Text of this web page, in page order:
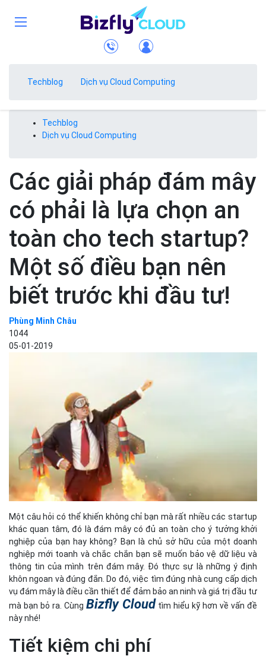
Techblog Dịch vụ Cloud Computing
Techblog
Dịch vụ Cloud Computing
Các giải pháp đám mây
có phải là lựa chọn an
toàn cho tech startup?
Một số điều bạn nên
biết trước khi đầu tư!
Phùng Minh Châu
1044
05-01-2019
Một câu hỏi có thể khiến không chỉ bạn mà rất nhiều các startup
khác quan tâm, đó là đám mây có đủ an toàn cho ý tưởng khởi
nghiệp của bạn hay không? Bạn là chủ sở hữu của một doanh
nghiệp mới toanh và chắc chắn bạn sẽ muốn bảo vệ dữ liệu và
thông tin của mình trên đám mây. Đó thực sự là những ý định
khôn ngoan và đúng đắn. Do đó, việc tìm đúng nhà cung cấp dịch
vụ đám mây là điều cần thiết để đảm bảo an ninh và giá trị đầu tư
mà bạn bỏ ra. Cùng Bizfly Cloud tìm hiểu kỹ hơn về vấn đề
này nhé!
Tiết kiệm chi phí